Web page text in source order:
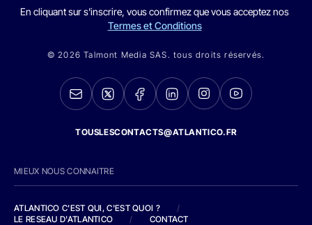
En cliquant sur s'inscrire, vous confirmez que vous acceptez nos
Termes et Conditions
© 2026 Talmont Media SAS. tous droits réservés.
TOUSLESCONTACTS@ATLANTICO.FR
MIEUX NOUS CONNAITRE
ATLANTICO C'EST QUI, C'EST QUOI ?
/
LE RESEAU D'ATLANTICO
/ CONTACT